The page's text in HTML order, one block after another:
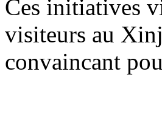
Ces initiatives
visiteurs au
convaincant